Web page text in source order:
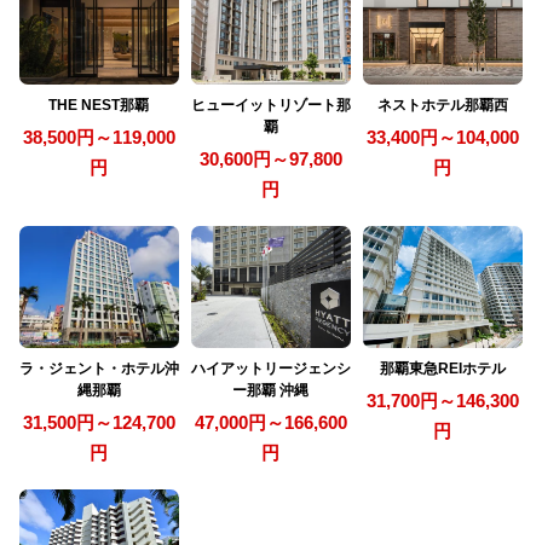
THE NEST那覇
38,500円～119,000
円
ヒューイットリゾート那
覇
30,600円～97,800
円
ネストホテル那覇西
33,400円～104,000
円
ラ・ジェント・ホテル沖
縄那覇
31,500円～124,700
円
ハイアットリージェンシ
ー那覇 沖縄
47,000円～166,600
円
那覇東急REIホテル
31,700円～146,300
円